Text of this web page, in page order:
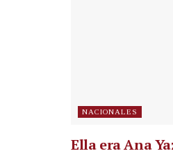
NACIONALES
Ella era Ana